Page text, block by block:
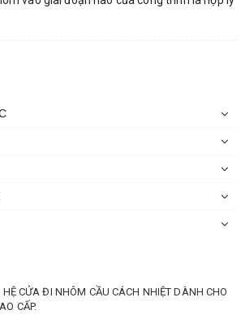
CỬA ĐI NHÔM CẦU CÁCH NHIỆT DÀNH CHO
CẤP.